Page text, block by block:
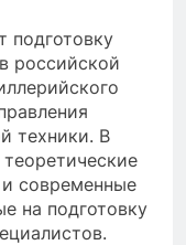
подготовку
российской
техники. В
и современные
на подготовку